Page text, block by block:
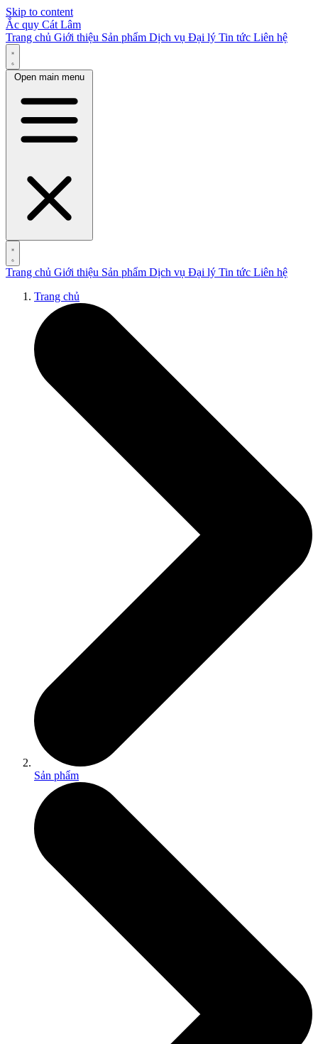
Skip to content
Ắc quy Cát Lâm
Trang chủ Giới thiệu Sản phẩm Dịch vụ Đại lý Tin tức Liên hệ
Open main menu
Trang chủ Giới thiệu Sản phẩm Dịch vụ Đại lý Tin tức Liên hệ
Trang chủ
Sản phẩm